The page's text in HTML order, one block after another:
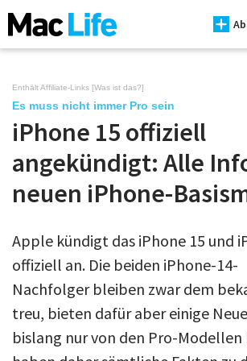
News
iPhone
Mac
iPad
Tests
Tipps
Magazine
Enthält Affiliate-Links [Was ist das?]
Es muss nicht immer Pro sein
iPhone 15 offiziell
angekündigt: Alle
neuen iPhone-
Apple kündigt das iPhone 15 und
offiziell an. Die beiden iPhone-14-
Nachfolger bleiben zwar dem
treu, bieten dafür aber einige
bislang nur von den Pro-Modellen